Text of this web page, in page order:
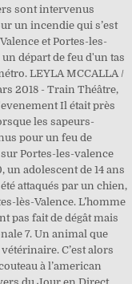
sont intervenus
un incendie qui s’est
et Portes-les-
départ de feu d'un tas
LEYLA MCCALLA /
2018 - Train Théâtre,
Il était près
les sapeurs-
pour un feu de
Portes-les-valence
adolescent de 14 ans
attaqués par un chien,
lès-Valence. L’homme
pas fait de dégât mais
7. Un animal que
C’est alors
à l’american